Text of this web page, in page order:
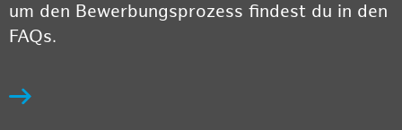
um den Bewerbungsprozess findest du in den
FAQs.